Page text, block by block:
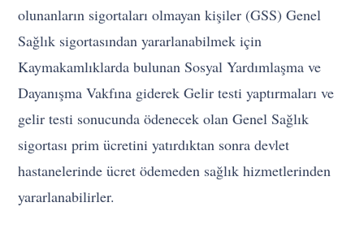
olunanların sigortaları olmayan kişiler (GSS) Genel
Sağlık sigortasından yararlanabilmek için
Kaymakamlıklarda bulunan Sosyal Yardımlaşma ve
Dayanışma Vakfına giderek Gelir testi yaptırmaları ve
gelir testi sonucunda ödenecek olan Genel Sağlık
sigortası prim ücretini yatırdıktan sonra devlet
hastanelerinde ücret ödemeden sağlık hizmetlerinden
yararlanabilirler.